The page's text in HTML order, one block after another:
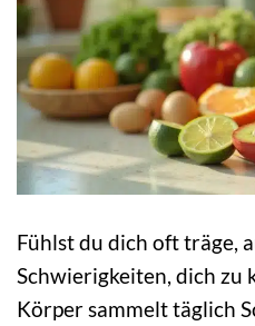
Fühlst du dich oft träge,
Schwierigkeiten, dich zu
Körper sammelt täglich